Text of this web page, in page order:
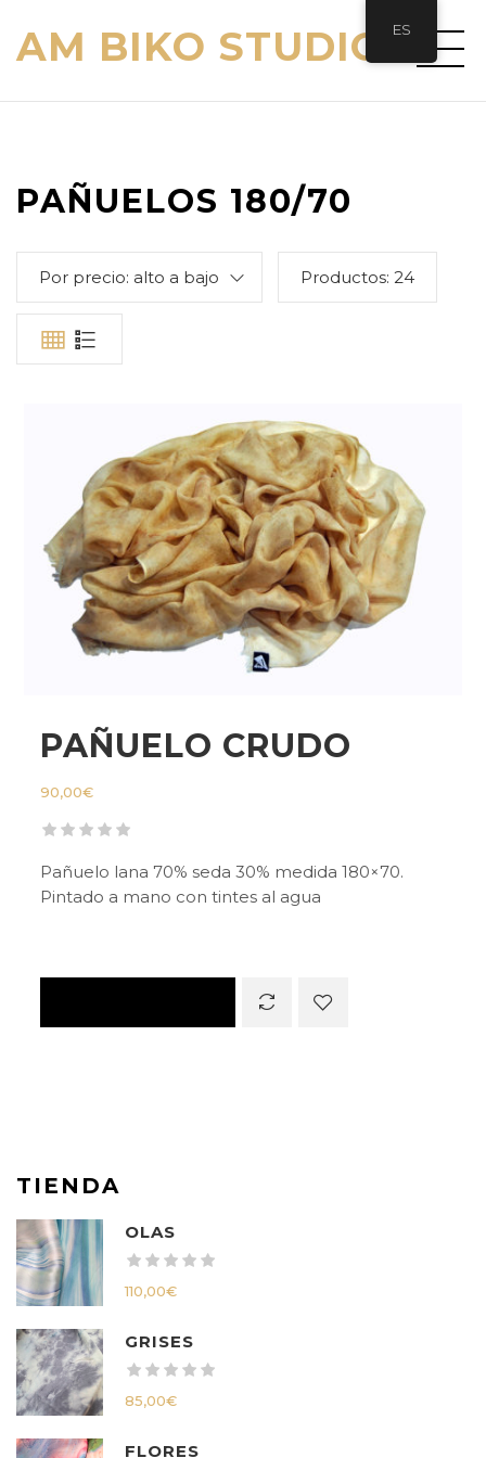
AM BIKO STUDIO
PAÑUELOS 180/70
Por precio: alto a bajo Productos: 24
PAÑUELO CRUDO
90,00€
Pañuelo lana 70% seda 30% medida 180×70.
Pintado a mano con tintes al agua
TIENDA
OLAS
110,00€
GRISES
85,00€
FLORES
ES